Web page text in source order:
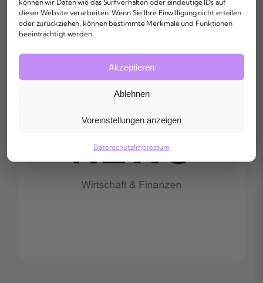
können wir Daten wie das Surfverhalten oder eindeutige IDs auf
dieser Website verarbeiten. Wenn Sie Ihre Einwilligung nicht erteilen
oder zurückziehen, können bestimmte Merkmale und Funktionen
beeinträchtigt werden.
Akzeptieren
Ablehnen
Voreinstellungen anzeigen
DatenschutzImpressum
Finanznachrichten